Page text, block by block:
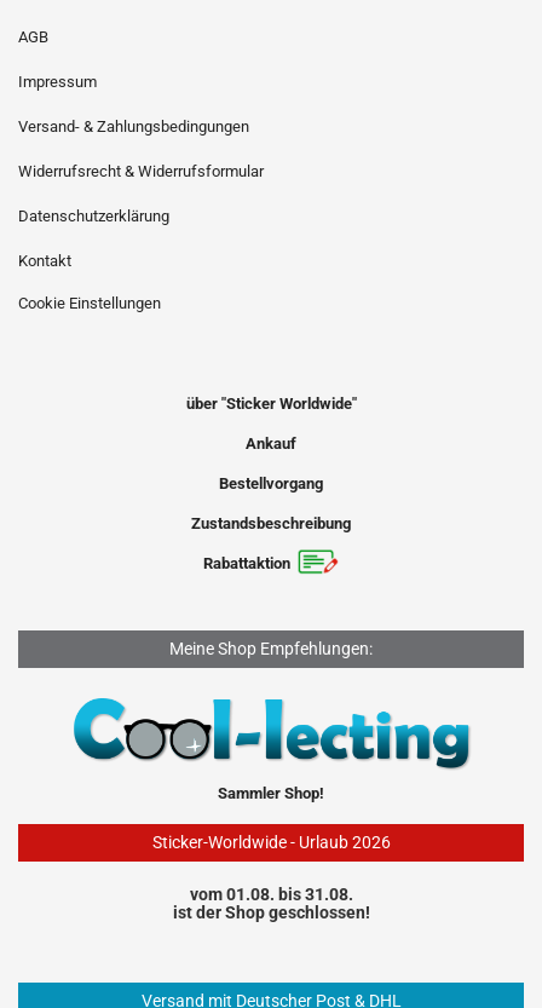
AGB
Impressum
Versand- & Zahlungsbedingungen
Widerrufsrecht & Widerrufsformular
Datenschutzerklärung
Kontakt
Cookie Einstellungen
über "Sticker Worldwide"
Ankauf
Bestellvorgang
Zustandsbeschreibung
Rabattaktion
Meine Shop Empfehlungen:
Sammler Shop!
Sticker-Worldwide - Urlaub 2026
vom 01.08. bis 31.08.
ist der Shop geschlossen!
Versand mit Deutscher Post & DHL